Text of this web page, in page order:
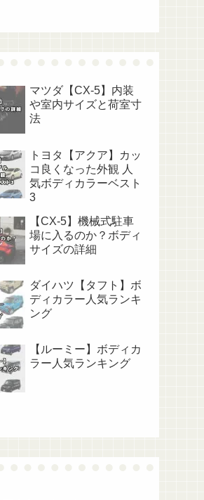
マツダ【CX-5】内装
や室内サイズと荷室寸
法
トヨタ【アクア】カッ
コ良くなった外観 人
気ボディカラーベスト
3
【CX-5】機械式駐車
場に入るのか？ボディ
サイズの詳細
ダイハツ【タフト】ボ
ディカラー人気ランキ
ング
【ルーミー】ボディカ
ラー人気ランキング